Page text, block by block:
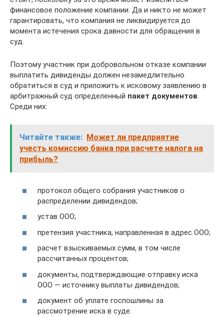
финансовое положение компании. Да и никто не может
гарантировать, что компания не ликвидируется до
момента истечения срока давности для обращения в
суд.
Поэтому участник при добровольном отказе компании
выплатить дивиденды должен незамедлительно
обратиться в суд и приложить к исковому заявлению в
арбитражный суд определенный пакет документов.
Среди них:
Читайте также: Может ли предприятие
учесть комиссию банка при расчете налога на
прибыль?
протокол общего собрания участников о
распределении дивидендов;
устав ООО;
претензия участника, направленная в адрес ООО;
расчет взыскиваемых сумм, в том числе
рассчитанных процентов;
документы, подтверждающие отправку иска
ООО — источнику выплаты дивидендов;
документ об уплате госпошлины за
рассмотрение иска в суде.